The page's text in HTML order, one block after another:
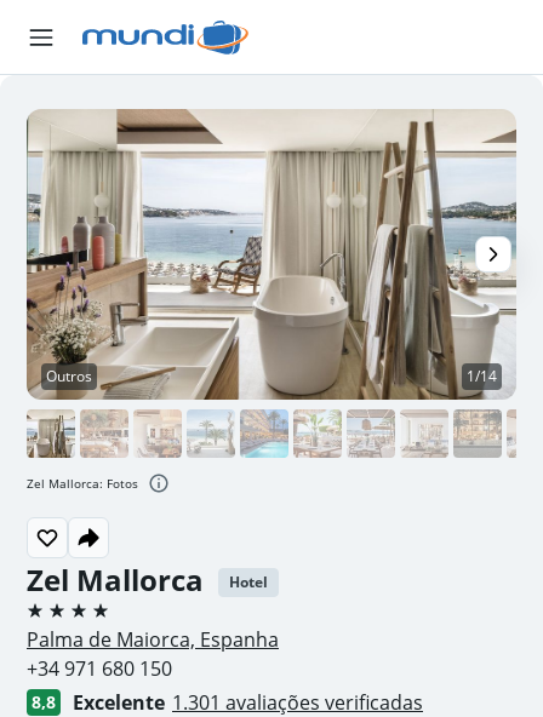
Zel Mallorca Hotel
4 estrelas
Palma de Maiorca, Espanha
+34 971 680 150
8,8 Excelente 1.301 avaliações verificadas
Outros 1/14
Zel Mallorca: Fotos